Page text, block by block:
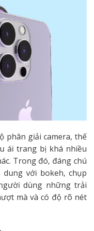
phân giải camera, thế
ái trang bị khá nhiều
Trong đó, đáng chú
với bokeh, chụp
dùng những trải
mà và có độ rõ nét